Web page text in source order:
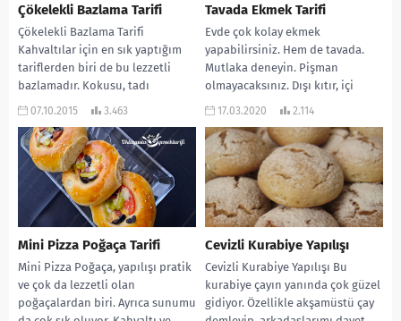
Çökelekli Bazlama Tarifi
Çökelekli Bazlama Tarifi
Kahvaltılar için en sık yaptığım
tariflerden biri de bu lezzetli
bazlamadır. Kokusu, tadı
mükemmel oluyor. Çocuklar bu...
07.10.2015 3.463
Tavada Ekmek Tarifi
Evde çok kolay ekmek
yapabilirsiniz. Hem de tavada.
Mutlaka deneyin. Pişman
olmayacaksınız. Dışı kıtır, içi
yumuşacık bir ekmek oluyor.
17.03.2020 2.114
Mini Pizza Poğaça Tarifi
Mini Pizza Poğaça, yapılışı pratik
ve çok da lezzetli olan
poğaçalardan biri. Ayrıca sunumu
Cevizli Kurabiye Yapılışı
Cevizli Kurabiye Yapılışı Bu
kurabiye çayın yanında çok güzel
gidiyor. Özellikle akşamüstü çay